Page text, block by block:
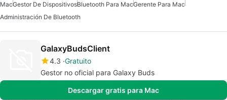
MacGestor De DispositivosBluetooth Para MacGerente Para Mac
Administración De Bluetooth
GalaxyBudsClient
4.3 Gratuito
Gestor no oficial para Galaxy Buds
Descargar gratis para Mac